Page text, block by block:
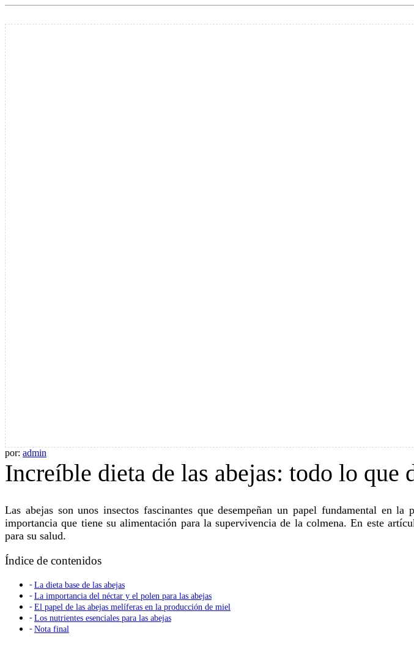
por: admin
Increíble dieta de las abejas: todo lo que
Las abejas son unos insectos fascinantes que desempeñan un papel fundamental en la polinización de las plantas y en la producción de miel. Sin embargo, pocos conocen la
importancia que tiene su alimentación para la supervivencia de la colmena. En este
para su salud.
Índice de contenidos
La dieta base de las abejas
La importancia del néctar y el polen para las abejas
El papel de las abejas melíferas en la producción de miel
Los nutrientes esenciales para las abejas
Nota final